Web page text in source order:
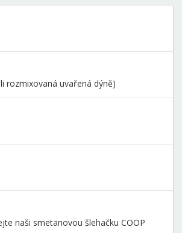
rozmixovaná uvařená dýně)
naši smetanovou šlehačku COOP